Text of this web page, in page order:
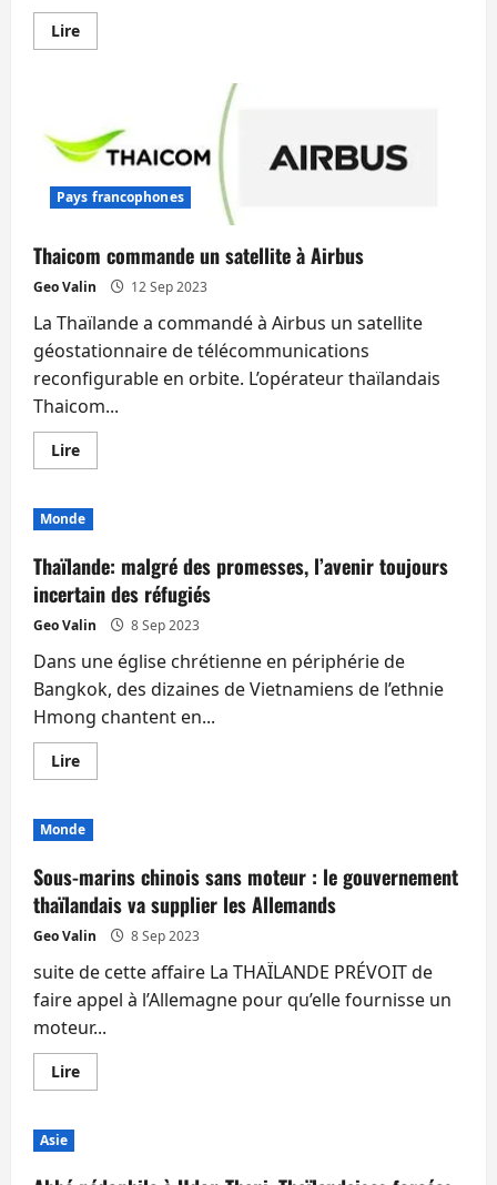
LireEn
savoir
aux
mafias
des
centres
d’appel
arrêtés
(Cambodge)
après
la
de
Surachate
Pays francophones
Thaicom commande un satellite à Airbus
Geo Valin 12 Sep 2023
La Thaïlande a commandé à Airbus un satellite
géostationnaire de télécommunications
reconfigurable en orbite. L’opérateur thaïlandais
Thaicom...
LireEn
savoir
Thaicom
commande
satellite
à
Airbus
Monde
Thaïlande: malgré des promesses, l’avenir toujours
incertain des réfugiés
Geo Valin 8 Sep 2023
Dans une église chrétienne en périphérie de
Bangkok, des dizaines de Vietnamiens de l’ethnie
Hmong chantent en...
LireEn
savoir
Thaïlande:
malgré
promesses,
l’avenir
toujours
incertain
des
réfugiés
Monde
Sous-marins chinois sans moteur : le gouvernement
thaïlandais va supplier les Allemands
Geo Valin 8 Sep 2023
suite de cette affaire La THAÏLANDE PRÉVOIT de
faire appel à l’Allemagne pour qu’elle fournisse un
moteur...
LireEn
savoir
sans
Asie